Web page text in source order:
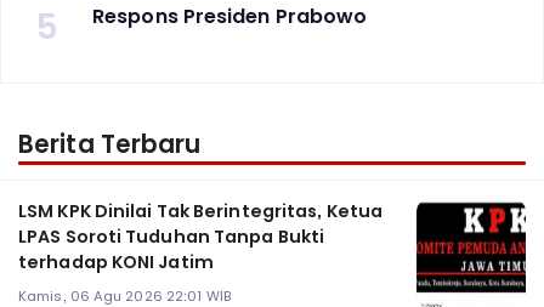
5 Respons Presiden Prabowo
Berita Terbaru
LSM KPK Dinilai Tak Berintegritas, Ketua
LPAS Soroti Tuduhan Tanpa Bukti
terhadap KONI Jatim
Kamis, 06 Agu 2026 22:01 WIB